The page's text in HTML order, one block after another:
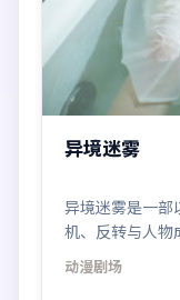
异境迷雾
异境迷雾是一部
机、反转与人物
观看。
动漫剧场